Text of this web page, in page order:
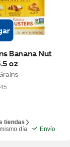
Banana Nut
oz
45
tiendas
día
Envío